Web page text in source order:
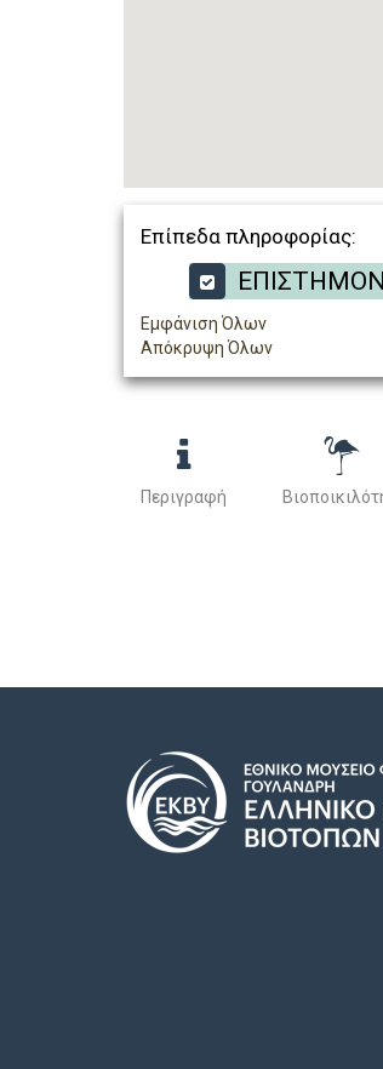
Επίπεδα πληροφορίας:
Εμφάνιση Όλων
Απόκρυψη Όλων
Περιγραφή